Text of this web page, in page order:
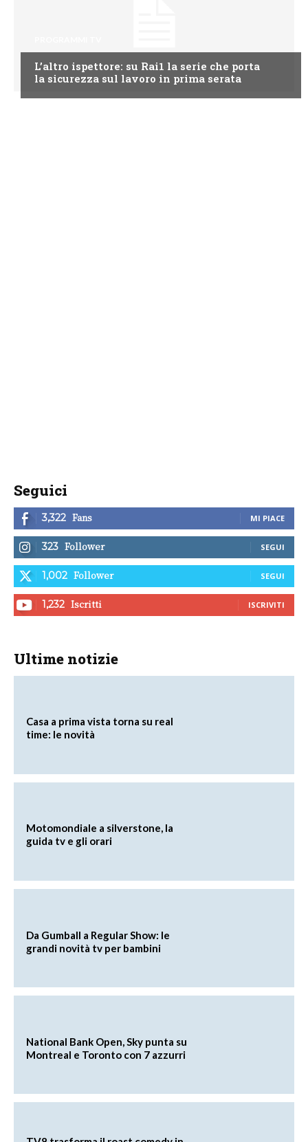
L’altro ispettore: su Rai1 la serie che porta
la sicurezza sul lavoro in prima serata
Seguici
3,322 Fans MI PIACE
323 Follower SEGUI
1,002 Follower SEGUI
1,232 Iscritti ISCRIVITI
Ultime notizie
Casa a prima vista torna su real
time: le novità
Motomondiale a silverstone, la
guida tv e gli orari
Da Gumball a Regular Show: le
grandi novità tv per bambini
National Bank Open, Sky punta su
Montreal e Toronto con 7 azzurri